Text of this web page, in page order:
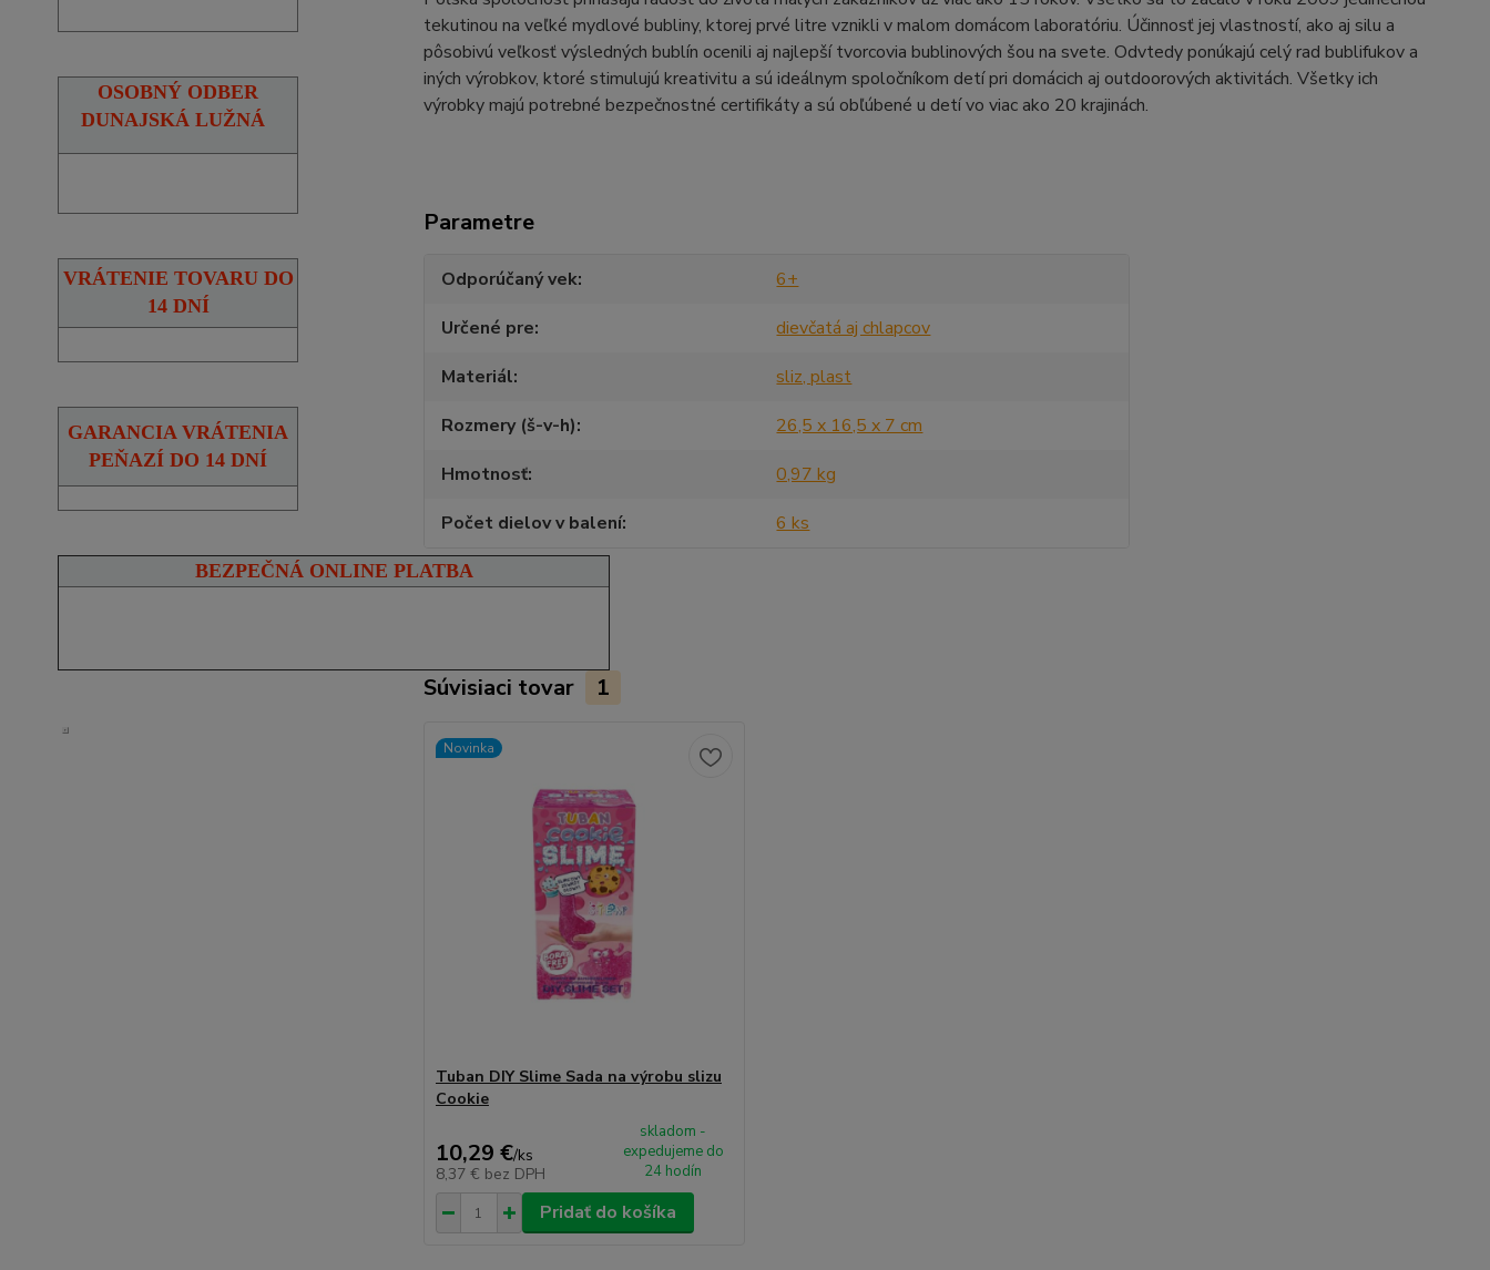
OSOBNÝ ODBER
DUNAJSKÁ LUŽNÁ
VRÁTENIE TOVARU DO
14 DNÍ
GARANCIA VRÁTENIA
PEŇAZÍ DO 14 DNÍ
BEZPEČNÁ ONLINE PLATBA
tekutinou na veľké mydlové bubliny, ktorej prvé litre vznikli v malom domácom laboratóriu. Účinnosť jej vlastností, ako aj silu a
pôsobivú veľkosť výsledných bublín ocenili aj najlepší tvorcovia bublinových šou na svete. Odvtedy ponúkajú celý rad bublifukov a
iných výrobkov, ktoré stimulujú kreativitu a sú ideálnym spoločníkom detí pri domácich aj outdoorových aktivitách. Všetky ich
výrobky majú potrebné bezpečnostné certifikáty a sú obľúbené u detí vo viac ako 20 krajinách.
Parametre
Odporúčaný vek
6+
Určené pre
dievčatá aj chlapcov
Materiál
sliz, plast
Rozmery (š-v-h)
26,5 x 16,5 x 7 cm
Hmotnosť
0,97 kg
Počet dielov v balení
6 ks
Súvisiaci tovar 1
Novinka
Tuban DIY Slime Sada na výrobu slizu
Cookie
10,29 €/ks
8,37 € bez DPH
skladom -
expedujeme do
24 hodín
Pridať do košíka